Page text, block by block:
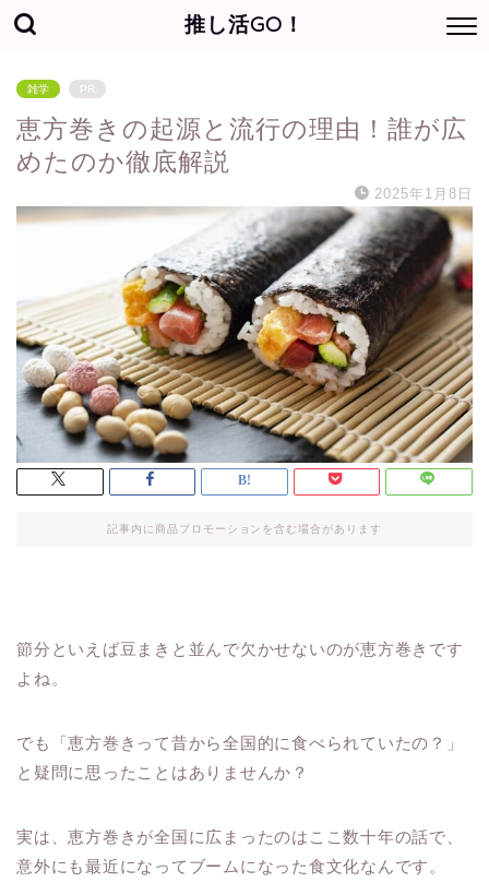
推し活GO！
雑学 PR
恵方巻きの起源と流行の理由！誰が広
めたのか徹底解説
2025年1月8日
記事内に商品プロモーションを含む場合があります
節分といえば豆まきと並んで欠かせないのが恵方巻きです
よね。
でも「恵方巻きって昔から全国的に食べられていたの？」
と疑問に思ったことはありませんか？
実は、恵方巻きが全国に広まったのはここ数十年の話で、
意外にも最近になってブームになった食文化なんです。